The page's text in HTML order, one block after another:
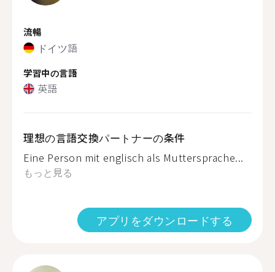
流暢
ドイツ語
学習中の言語
英語
理想の言語交換パートナーの条件
Eine Person mit englisch als Muttersprache...
もっと見る
アプリをダウンロードする